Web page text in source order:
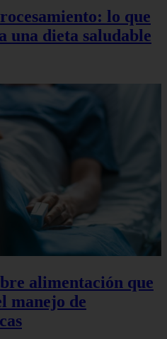
lo que
una dieta saludable
alimentación que
manejo de